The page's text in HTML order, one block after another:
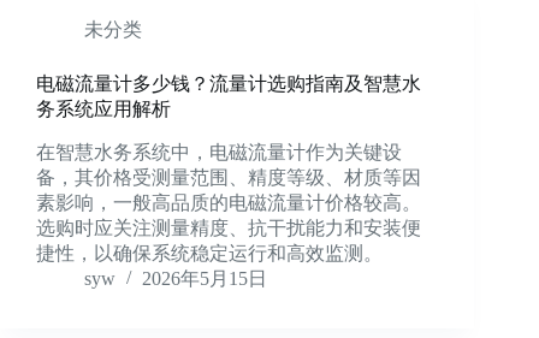
未分类
电磁流量计多少钱？流量计选购指南及智慧水
务系统应用解析
在智慧水务系统中，电磁流量计作为关键设
备，其价格受测量范围、精度等级、材质等因
素影响，一般高品质的电磁流量计价格较高。
选购时应关注测量精度、抗干扰能力和安装便
捷性，以确保系统稳定运行和高效监测。
syw
2026年5月15日